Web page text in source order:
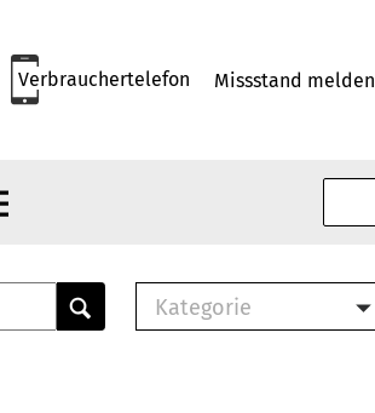
Verbrauchertelefon Missstand melden
Kategorie